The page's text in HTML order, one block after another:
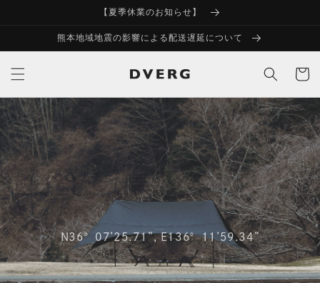
【夏季休業のお知らせ】
熊本地域地震の影響による配送遅延について
ー
N36°07’25.71”, E136°11’59.34”